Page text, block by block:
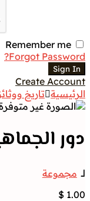
Remember me
Forgot Password?
Sign In
Create Account
الرئيسية تاريخ
دور
لــ مجموعة
$ 1.00